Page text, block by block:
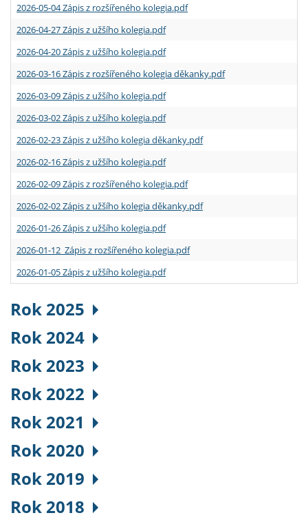
2026-05-04 Zápis z rozšířeného kolegia.pdf
2026-04-27 Zápis z užšího kolegia.pdf
2026-04-20 Zápis z užšího kolegia.pdf
2026-03-16 Zápis z rozšířeného kolegia děkanky.pdf
2026-03-09 Zápis z užšího kolegia.pdf
2026-03-02 Zápis z užšího kolegia.pdf
2026-02-23 Zápis z užšího kolegia děkanky.pdf
2026-02-16 Zápis z užšího kolegia.pdf
2026-02-09 Zápis z rozšířeného kolegia.pdf
2026-02-02 Zápis z užšího kolegia děkanky.pdf
2026-01-26 Zápis z užšího kolegia.pdf
2026-01-12 Zápis z rozšířeného kolegia.pdf
2026-01-05 Zápis z užšího kolegia.pdf
Rok 2025
Rok 2024
Rok 2023
Rok 2022
Rok 2021
Rok 2020
Rok 2019
Rok 2018